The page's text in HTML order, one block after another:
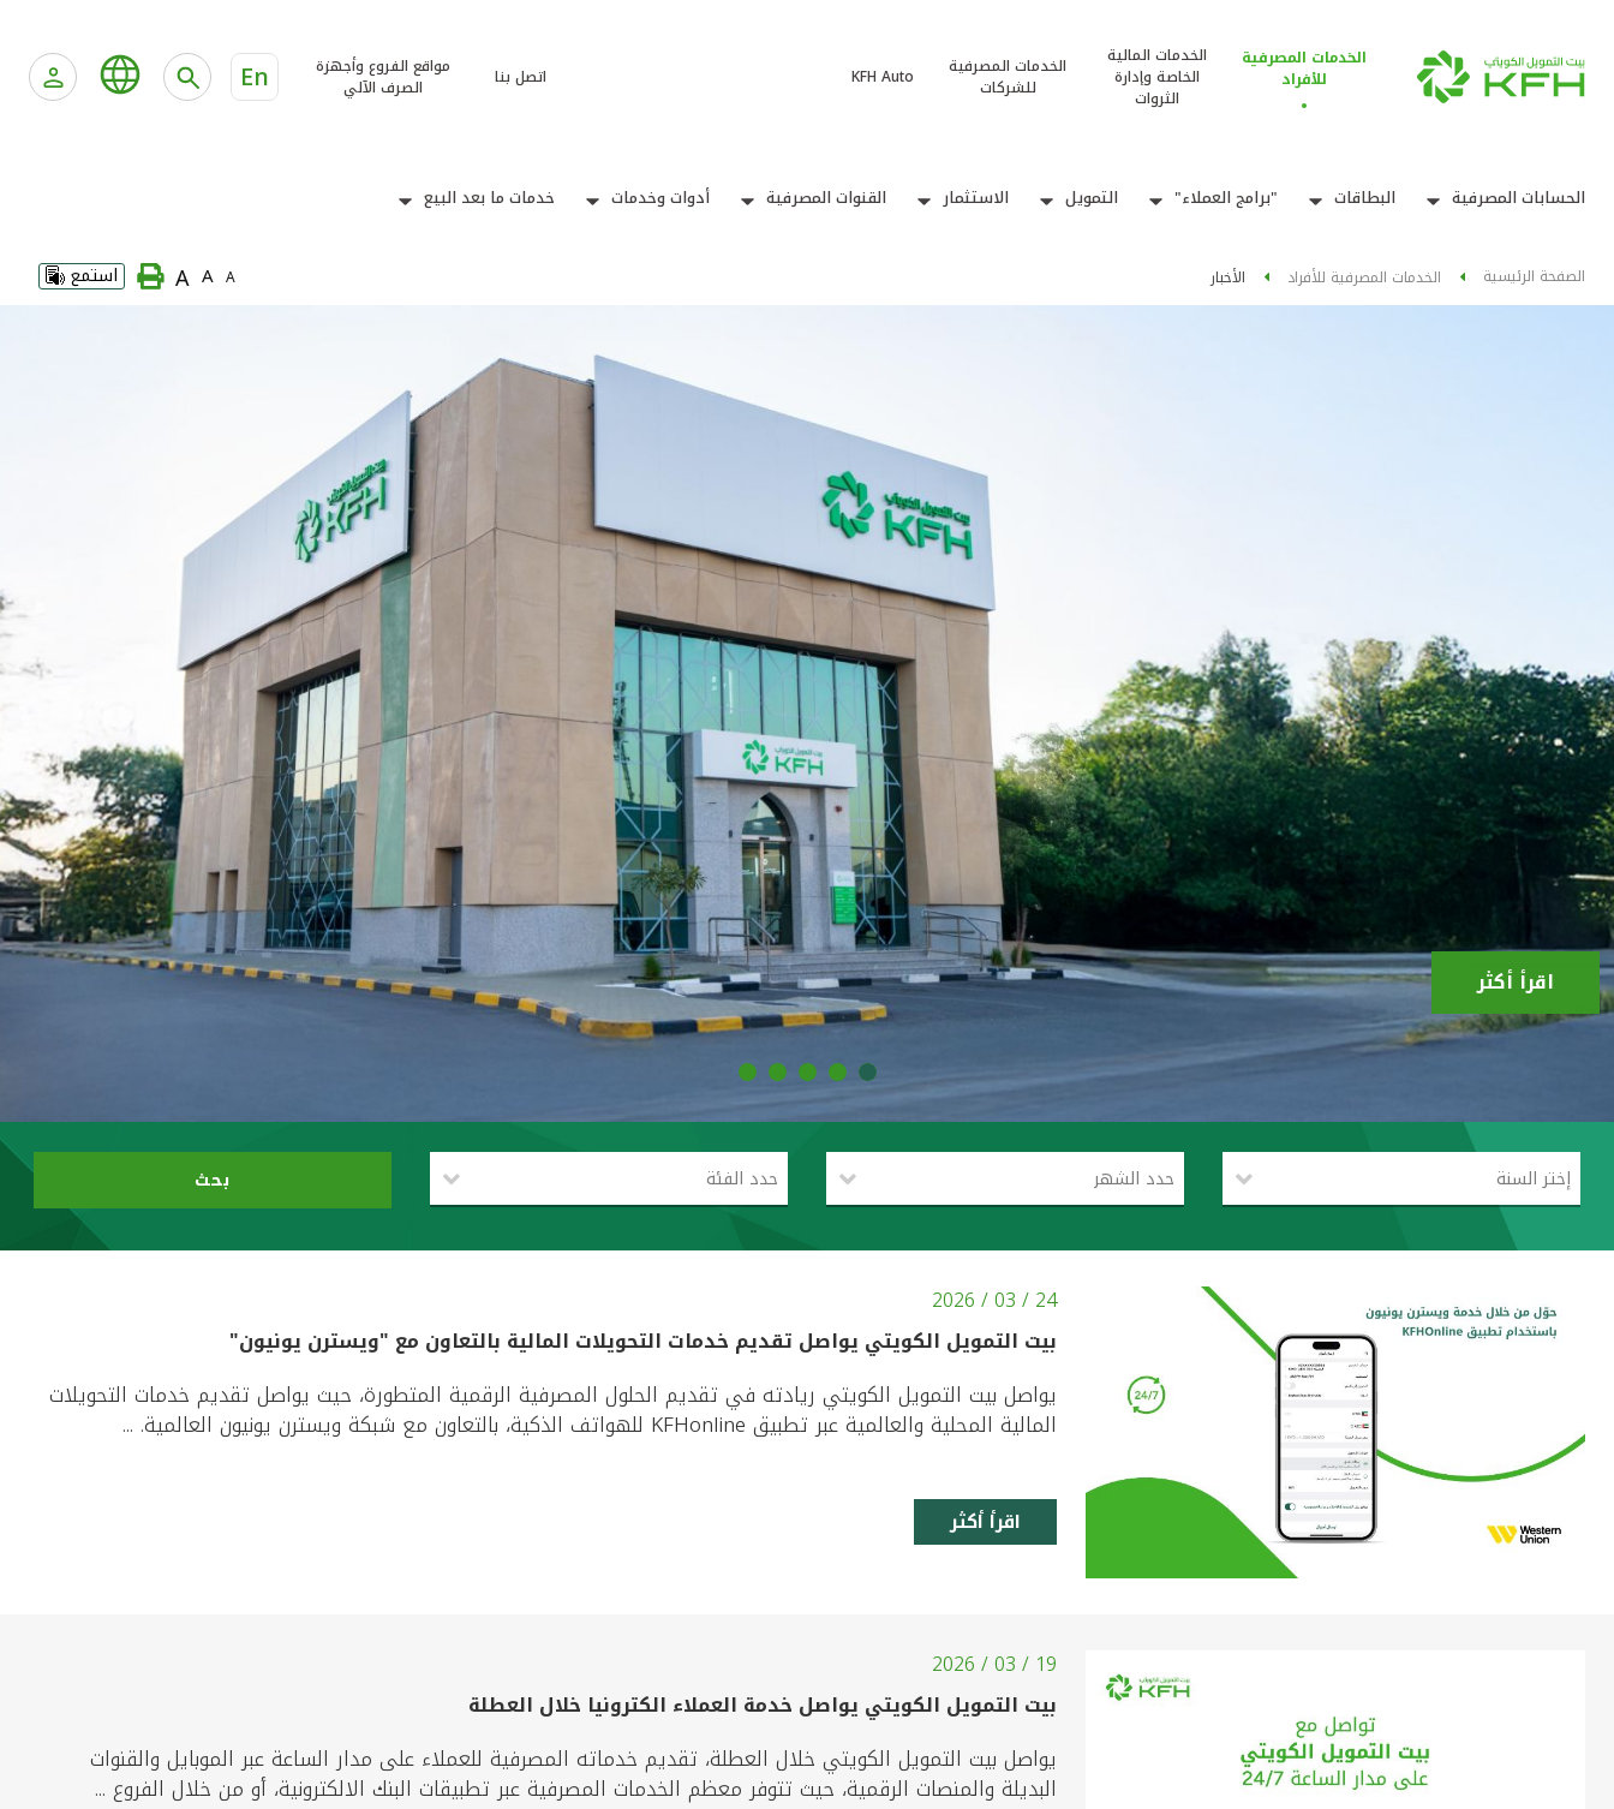
الخدمات المصرفية
للأفراد
الخدمات المالية
الخاصة وإدارة
الثروات
الخدمات المصرفية
للشركات
KFH Auto اتصل بنا
مواقع الفروع وأجهزة
الصرف الآلي
En
الحسابات المصرفية البطاقات "برامج العملاء" التمويل الاستثمار القنوات المصرفية أدوات وخدمات خدمات ما بعد البيع
الصفحة الرئيسية الخدمات المصرفية للأفراد الأخبار A
A
A استمع
اقرأ أكثر
إختر السنة حدد الشهر حدد الفئة بحث
24 / 03 / 2026
بيت التمويل الكويتي يواصل تقديم خدمات التحويلات المالية بالتعاون مع "ويسترن يونيون"
يواصل بيت التمويل الكويتي ريادته في تقديم الحلول المصرفية الرقمية المتطورة، حيث يواصل تقديم خدمات التحويلات
المالية المحلية والعالمية عبر تطبيق KFHonline للهواتف الذكية، بالتعاون مع شبكة ويسترن يونيون العالمية. ...
اقرأ أكثر
19 / 03 / 2026
بيت التمويل الكويتي يواصل خدمة العملاء الكترونيا خلال العطلة
يواصل بيت التمويل الكويتي خلال العطلة، تقديم خدماته المصرفية للعملاء على مدار الساعة عبر الموبايل والقنوات
البديلة والمنصات الرقمية، حيث تتوفر معظم الخدمات المصرفية عبر تطبيقات البنك الالكترونية، أو من خلال الفروع ...